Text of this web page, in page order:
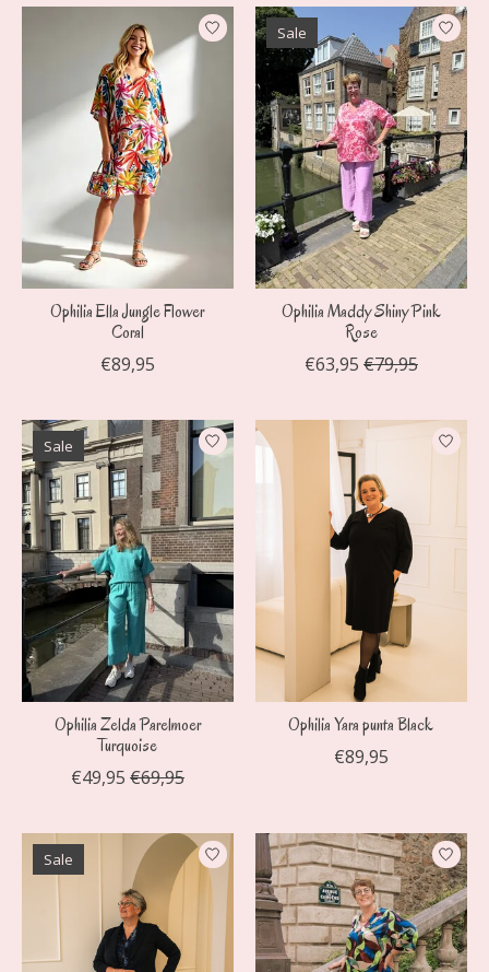
Ophilia Ella Jungle Flower
Coral
€89,95
Sale
Ophilia Maddy Shiny Pink
Rose
€63,95 €79,95
Sale
Ophilia Zelda Parelmoer
Turquoise
€49,95 €69,95
Ophilia Yara punta Black
€89,95
Sale